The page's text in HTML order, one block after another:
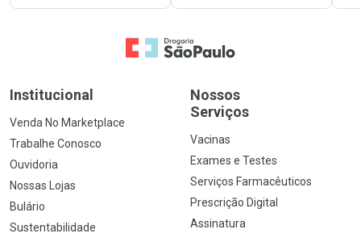
Ir para a Home
Institucional
Venda No Marketplace
Trabalhe Conosco
Ouvidoria
Nossas Lojas
Bulário
Sustentabilidade
Nossos
Serviços
Vacinas
Exames e Testes
Serviços Farmacêuticos
Prescrição Digital
Assinatura